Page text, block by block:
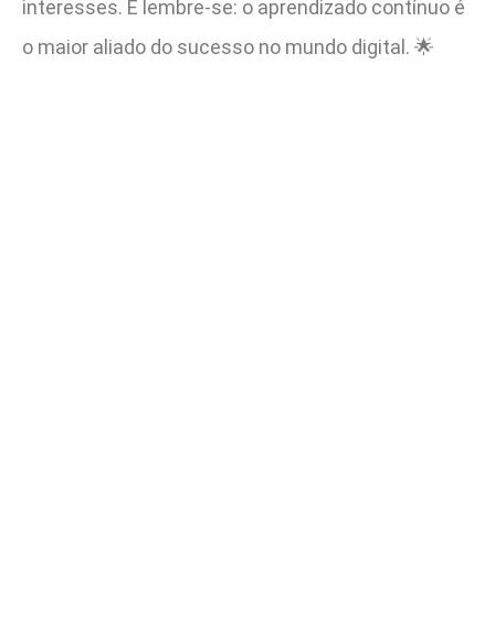
interesses. E lembre-se: o aprendizado contínuo é
o maior aliado do sucesso no mundo digital. 🌟